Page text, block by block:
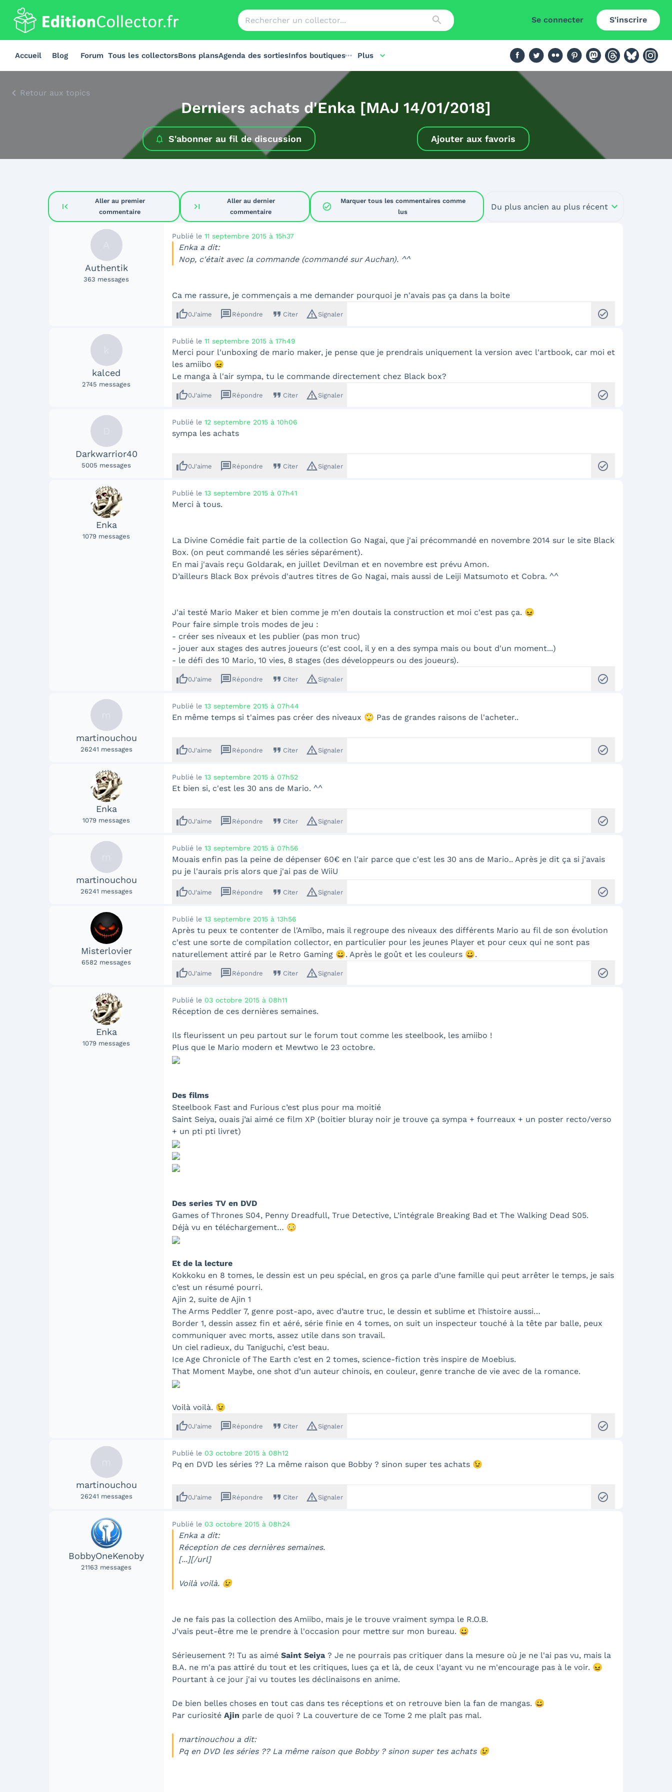
Se connecter S'inscrire
Accueil Blog Forum Tous les collectorsBons plansAgenda des sortiesInfos boutiques Plus
Retour aux topics
Derniers achats d'Enka [MAJ 14/01/2018]
S'abonner au fil de discussion Ajouter aux favoris
first_page
Aller au premier
commentaire
last_page
Aller au dernier
commentaire
check_circle
Marquer tous les commentaires comme
lus
Du plus ancien au plus récent
Authentik
363 messages
Publié le 11 septembre 2015 à 15h37
Enka a dit:
Nop, c'était avec la commande (commandé sur Auchan). ^^
Ca me rassure, je commençais a me demander pourquoi je n'avais pas ça dans la boite
thumb_up0J'aime message Répondre format_quote Citer warning_amberSignaler check_circle
kalced
2745 messages
Publié le 11 septembre 2015 à 17h49
Merci pour l'unboxing de mario maker, je pense que je prendrais uniquement la version avec l'artbook, car moi et
les amiibo 😖
Le manga à l'air sympa, tu le commande directement chez Black box?
thumb_up0J'aime message Répondre format_quote Citer warning_amberSignaler check_circle
Darkwarrior40
5005 messages
Publié le 12 septembre 2015 à 10h06
sympa les achats
thumb_up0J'aime message Répondre format_quote Citer warning_amberSignaler check_circle
Enka
1079 messages
Publié le 13 septembre 2015 à 07h41
Merci à tous.
La Divine Comédie fait partie de la collection Go Nagai, que j'ai précommandé en novembre 2014 sur le site Black
Box. (on peut commandé les séries séparément).
En mai j'avais reçu Goldarak, en juillet Devilman et en novembre est prévu Amon.
D’ailleurs Black Box prévois d'autres titres de Go Nagai, mais aussi de Leiji Matsumoto et Cobra. ^^
J'ai testé Mario Maker et bien comme je m'en doutais la construction et moi c'est pas ça. 😖
Pour faire simple trois modes de jeu :
- créer ses niveaux et les publier (pas mon truc)
- jouer aux stages des autres joueurs (c'est cool, il y en a des sympa mais ou bout d'un moment...)
- le défi des 10 Mario, 10 vies, 8 stages (des développeurs ou des joueurs).
thumb_up0J'aime message Répondre format_quote Citer warning_amberSignaler check_circle
martinouchou
26241 messages
Publié le 13 septembre 2015 à 07h44
En même temps si t'aimes pas créer des niveaux 🙄 Pas de grandes raisons de l'acheter..
thumb_up0J'aime message Répondre format_quote Citer warning_amberSignaler check_circle
Enka
1079 messages
Publié le 13 septembre 2015 à 07h52
Et bien si, c'est les 30 ans de Mario. ^^
thumb_up0J'aime message Répondre format_quote Citer warning_amberSignaler check_circle
martinouchou
26241 messages
Publié le 13 septembre 2015 à 07h56
Mouais enfin pas la peine de dépenser 60€ en l'air parce que c'est les 30 ans de Mario.. Après je dit ça si j'avais
pu je l'aurais pris alors que j'ai pas de WiiU
thumb_up0J'aime message Répondre format_quote Citer warning_amberSignaler check_circle
Misterlovier
6582 messages
Publié le 13 septembre 2015 à 13h56
Après tu peux te contenter de l'Amïbo, mais il regroupe des niveaux des différents Mario au fil de son évolution
c'est une sorte de compilation collector, en particulier pour les jeunes Player et pour ceux qui ne sont pas
naturellement attiré par le Retro Gaming 😀. Après le goût et les couleurs 😀.
thumb_up0J'aime message Répondre format_quote Citer warning_amberSignaler check_circle
Enka
1079 messages
Publié le 03 octobre 2015 à 08h11
Réception de ces dernières semaines.
Ils fleurissent un peu partout sur le forum tout comme les steelbook, les amiibo !
Plus que le Mario modern et Mewtwo le 23 octobre.
Des films
Steelbook Fast and Furious c’est plus pour ma moitié
Saint Seiya, ouais j’ai aimé ce film XP (boitier bluray noir je trouve ça sympa + fourreaux + un poster recto/verso
+ un pti pti livret)
Des series TV en DVD
Games of Thrones S04, Penny Dreadfull, True Detective, L’intégrale Breaking Bad et The Walking Dead S05.
Déjà vu en téléchargement… 😳
Et de la lecture
Kokkoku en 8 tomes, le dessin est un peu spécial, en gros ça parle d’une famille qui peut arrêter le temps, je sais
c’est un résumé pourri.
Ajin 2, suite de Ajin 1
The Arms Peddler 7, genre post-apo, avec d’autre truc, le dessin et sublime et l’histoire aussi…
Border 1, dessin assez fin et aéré, série finie en 4 tomes, on suit un inspecteur touché à la tête par balle, peux
communiquer avec morts, assez utile dans son travail.
Un ciel radieux, du Taniguchi, c’est beau.
Ice Age Chronicle of The Earth c’est en 2 tomes, science-fiction très inspire de Moebius.
That Moment Maybe, one shot d’un auteur chinois, en couleur, genre tranche de vie avec de la romance.
Voilà voilà. 😉
thumb_up0J'aime message Répondre format_quote Citer warning_amberSignaler check_circle
martinouchou
26241 messages
Publié le 03 octobre 2015 à 08h12
Pq en DVD les séries ?? La même raison que Bobby ? sinon super tes achats 😉
thumb_up0J'aime message Répondre format_quote Citer warning_amberSignaler check_circle
BobbyOneKenoby
21163 messages
Publié le 03 octobre 2015 à 08h24
Enka a dit:
Réception de ces dernières semaines.
[...][/url]
Voilà voilà. 😉
Je ne fais pas la collection des Amiibo, mais je le trouve vraiment sympa le R.O.B.
J'vais peut-être me le prendre à l'occasion pour mettre sur mon bureau. 😀
Sérieusement ?! Tu as aimé Saint Seiya? Je ne pourrais pas critiquer dans la mesure où je ne l'ai pas vu, mais la
B.A. ne m'a pas attiré du tout et les critiques, lues ça et là, de ceux l'ayant vu ne m'encourage pas à le voir. 😖
Pourtant à ce jour j'ai vu toutes les déclinaisons en anime.
De bien belles choses en tout cas dans tes réceptions et on retrouve bien la fan de mangas. 😀
Par curiosité Ajin parle de quoi ? La couverture de ce Tome 2 me plaît pas mal.
martinouchou a dit:
Pq en DVD les séries ?? La même raison que Bobby ? sinon super tes achats 😉